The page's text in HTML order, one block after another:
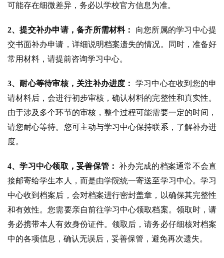
可能存在细微差异，务必以学校官方信息为准。
2、提交补办申请，备齐所需材料：
向您所属的学习中心提
交书面补办申请，详细说明档案遗失的情况。同时，准备好
常用材料，请提前咨询学习中心。
3、耐心等待审核，关注补办进度：
学习中心在收到您的申
请材料后，会进行初步审核，确认材料的完整性和真实性。
由于涉及多个环节的审核，整个过程可能需要一定的时间，
请您耐心等待。您可主动与学习中心保持联系，了解补办进
度。
4、学习中心领取，妥善保管： 补办完成的档案通常不会直
接邮寄给学生本人，而是由学院统一寄送至学习中心。学习
中心收到档案后，会对档案进行密封盖章，以确保其完整性
和有效性。您需要亲自前往学习中心领取档案。领取时，请
务必携带本人有效身份证件。领取后，请务必仔细核对档案
中的各项信息，确认无误后，妥善保管，避免再次遗失。